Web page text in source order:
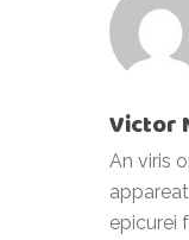
Victor
An viris
epicurei